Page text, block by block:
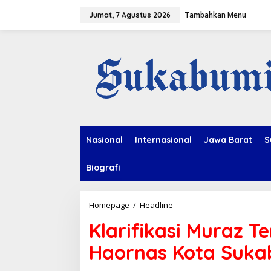
Jumat, 7 Agustus 2026 Tambahkan Menu
Nasional Internasional Jawa Barat
Biografi
Homepage / Headline
a
r
i
f
Klarifikasi Muraz
Haornas Kota